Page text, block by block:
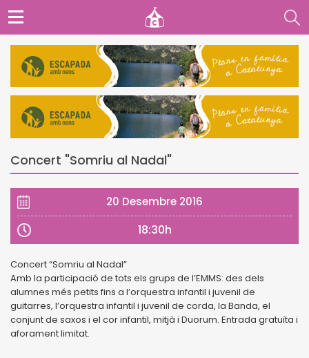
Concert "Somriu al Nadal"
20 Desembre 2016
18:30h
Concert “Somriu al Nadal”
Amb la participació de tots els grups de l’EMMS: des dels
alumnes més petits fins a l’orquestra infantil i juvenil de
guitarres, l’orquestra infantil i juvenil de corda, la Banda, el
conjunt de saxos i el cor infantil, mitjà i Duorum. Entrada gratuïta i
aforament limitat.